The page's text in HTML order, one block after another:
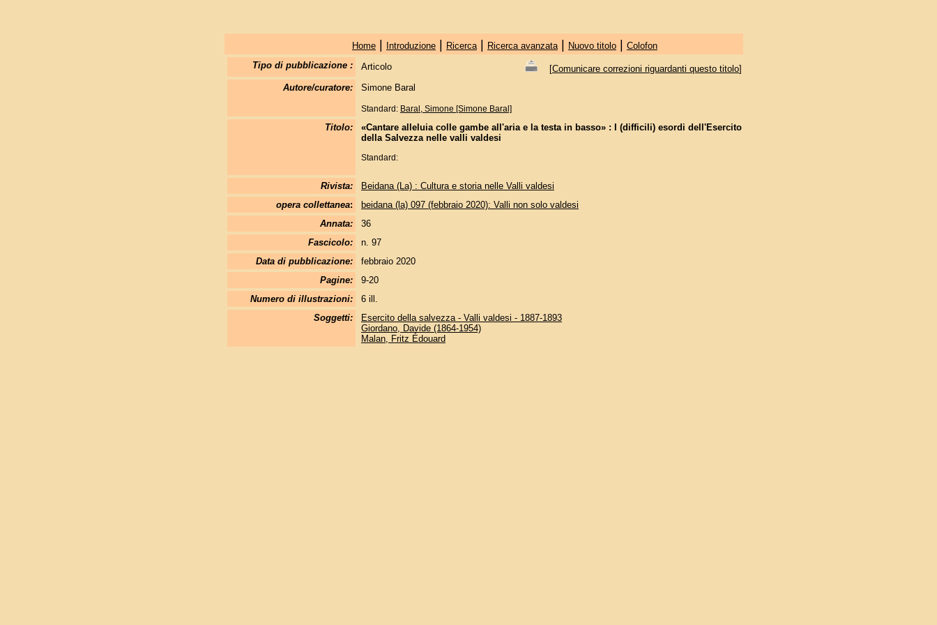
Home| Introduzione| Ricerca| Ricerca avanzata| Nuovo titolo| Colofon
Tipo di pubblicazione :
Articolo [Comunicare correzioni riguardanti questo titolo]
Autore/curatore:
Simone Baral
Standard: Baral, Simone [Simone Baral]
Titolo:
«Cantare alleluia colle gambe all'aria e la testa in basso» : I (difficili) esordi dell'Esercito
della Salvezza nelle valli valdesi
Standard:
Rivista:
Beidana (La) : Cultura e storia nelle Valli valdesi
opera collettanea:
beidana (la) 097 (febbraio 2020): Valli non solo valdesi
Annata:
36
Fascicolo:
n. 97
Data di pubblicazione:
febbraio 2020
Pagine:
9-20
Numero di illustrazioni:
6 ill.
Soggetti:
Esercito della salvezza - Valli valdesi - 1887-1893
Giordano, Davide (1864-1954)
Malan, Fritz Édouard